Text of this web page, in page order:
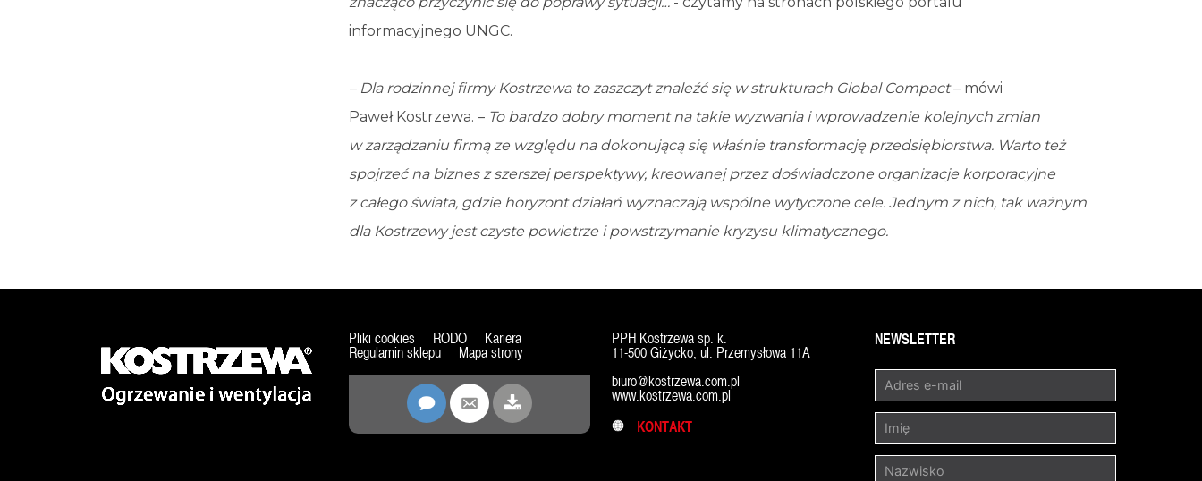
informacyjnego UNGC.
– Dla rodzinnej firmy Kostrzewa to zaszczyt znaleźć się w strukturach Global Compact– mówi
Paweł Kostrzewa. – To bardzo dobry moment na takie wyzwania i wprowadzenie kolejnych zmian
w zarządzaniu firmą ze względu na dokonującą się właśnie transformację przedsiębiorstwa. Warto też
spojrzeć na biznes z szerszej perspektywy, kreowanej przez doświadczone organizacje korporacyjne
z całego świata, gdzie horyzont działań wyznaczają wspólne wytyczone cele. Jednym z nich, tak ważnym
dla Kostrzewy jest czyste powietrze i powstrzymanie kryzysu klimatycznego.
Pliki cookies RODO
Kariera
Regulamin sklepu
Mapa strony
PPH Kostrzewa sp. k.
11-500 Giżycko, ul. Przemysłowa 11A
biuro@kostrzewa.com.pl
www.kostrzewa.com.pl
KONTAKT
NEWSLETTER